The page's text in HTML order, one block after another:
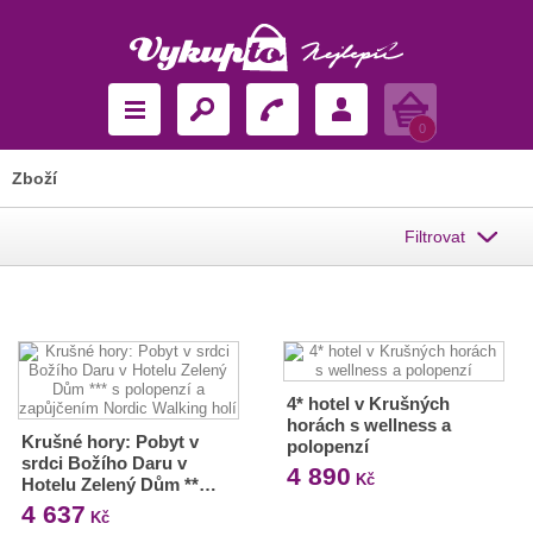
Košík
0
Zboží
Filtrovat
Krušné hory: Pobyt v
srdci Božího Daru v
Hotelu Zelený Dům **…
4 637 Kč
4* hotel v Krušných
horách s wellness a
polopenzí
4 890 Kč